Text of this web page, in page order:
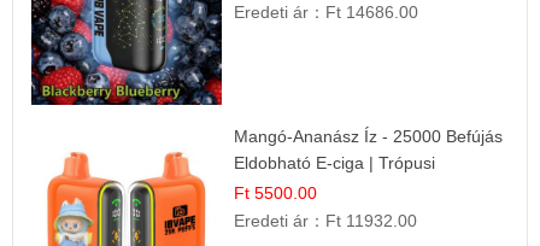
Eredeti ár： Ft 14686.00
Mangó-Ananász Íz - 25000 Befújás
Eldobható E-ciga | Trópusi
Gyümölcs Élmény!
Ft 5500.00
Eredeti ár： Ft 11932.00